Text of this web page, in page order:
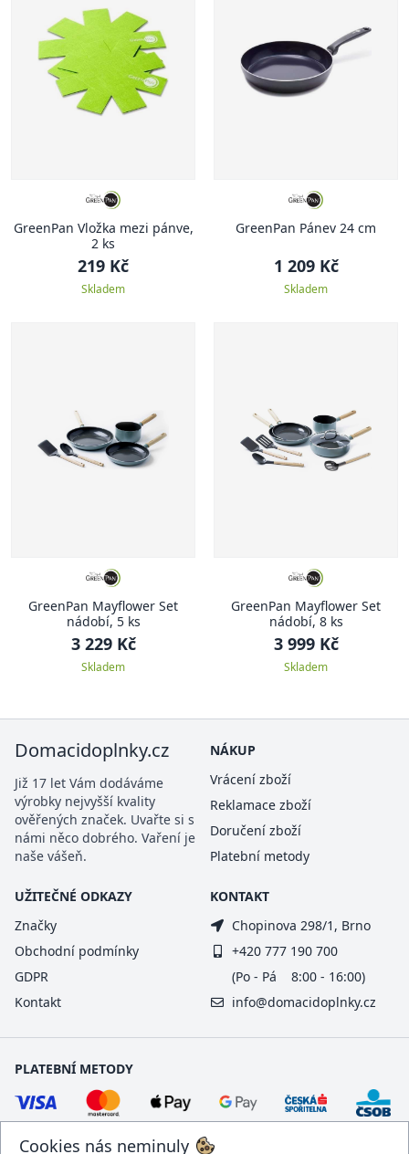
GreenPan Vložka mezi pánve,
2 ks
219 Kč
Skladem
GreenPan Pánev 24 cm
1 209 Kč
Skladem
GreenPan Mayflower Set
nádobí, 5 ks
3 229 Kč
Skladem
GreenPan Mayflower Set
nádobí, 8 ks
3 999 Kč
Skladem
Cookies nás neminuly
Domacidoplnky.cz
Již 17 let Vám dodáváme
výrobky nejvyšší kvality
ověřených značek. Uvařte si s
námi něco dobrého. Vaření je
naše vášeň.
NÁKUP
Vrácení zboží
Reklamace zboží
Doručení zboží
Platební metody
UŽITEČNÉ ODKAZY
Značky
Obchodní podmínky
GDPR
Kontakt
KONTAKT
Chopinova 298/1, Brno
+420 777 190 700
(Po - Pá 8:00 - 16:00)
info@domacidoplnky.cz
PLATEBNÍ METODY